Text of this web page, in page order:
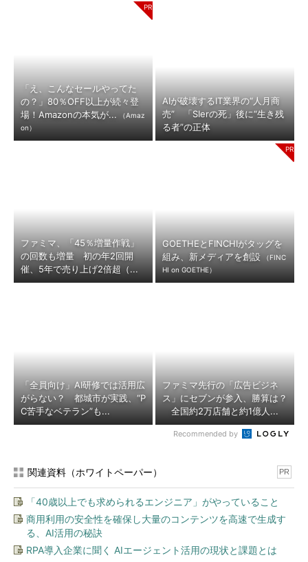
「え、こんなセールやってた
の？」80％OFF以上が続々登
場！Amazonの本気が...
（Amaz
on）
AIが破壊するIT業界の“人月商
売” 「SIerの死」後に“生き残
る者”の正体
ファミマ、「45％増量作戦」
の回数も増量 初の年2回開
催、5年で売り上げ2倍超（...
GOETHEとFINCHIがタッグを
組み、新メディアを創設
（FINC
HI on GOETHE）
「全員向け」AI研修では活用広
がらない？ 都城市が実践、“P
C苦手なベテラン”も...
ファミマ先行の「広告ビジネ
ス」にセブンが参入、勝算は？
全国約2万店舗と約1億人...
Recommended by
関連資料（ホワイトペーパー） PR
「40歳以上でも求められるエンジニア」がやっていること
商用利用の安全性を確保し大量のコンテンツを高速で生成す
る、AI活用の秘訣
RPA導入企業に聞く AIエージェント活用の現状と課題とは